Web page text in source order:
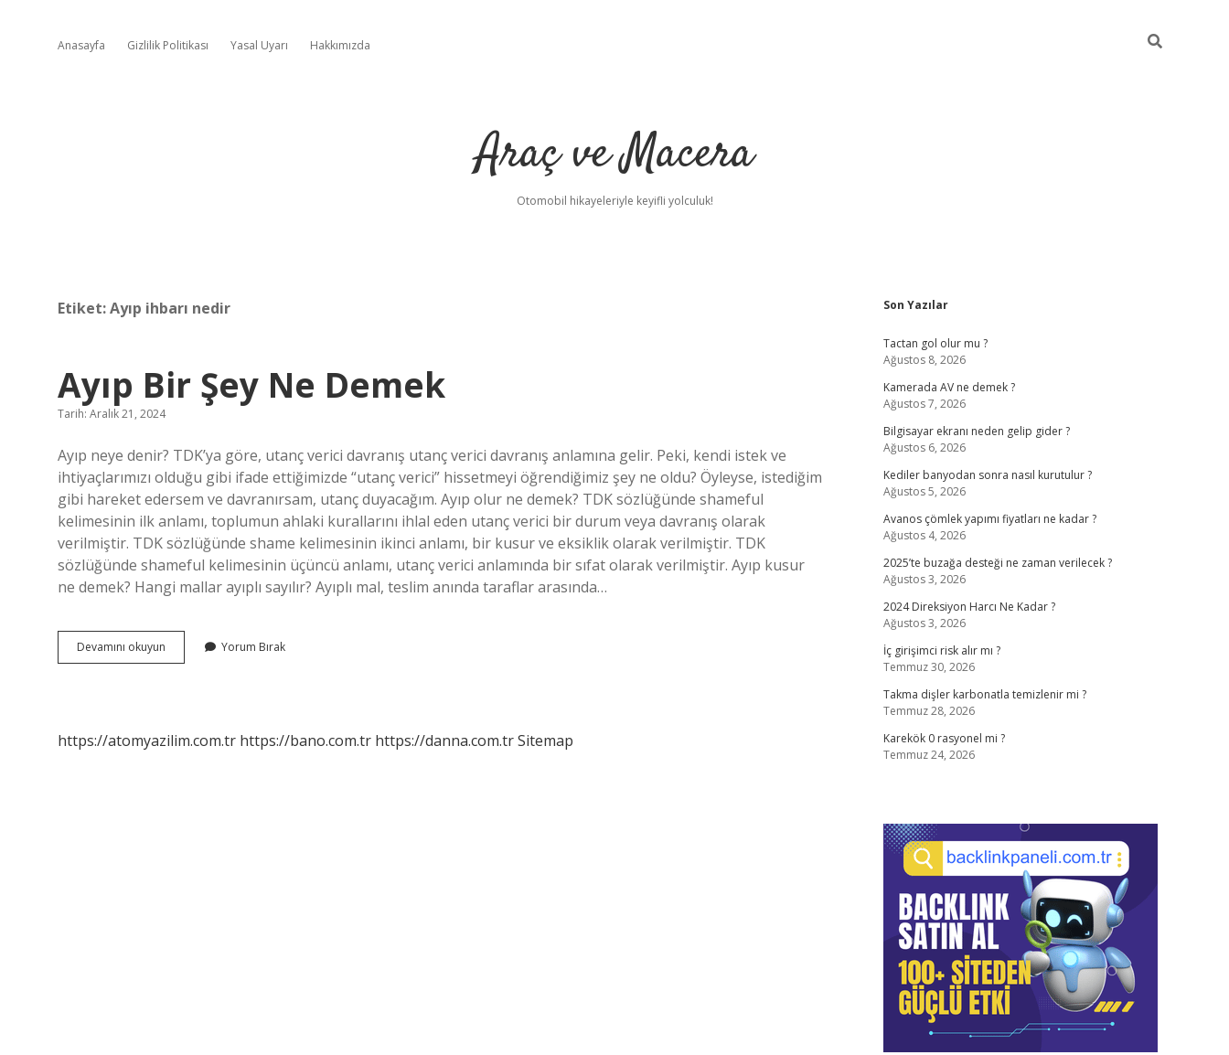
Anasayfa Gizlilik Politikası Yasal Uyarı Hakkımızda
Araç ve Macera
Otomobil hikayeleriyle keyifli yolculuk!
Etiket:Ayıp ihbarı nedir
Ayıp Bir Şey Ne Demek
Tarih: Aralık 21, 2024
Ayıp neye denir? TDK’ya göre, utanç verici davranış utanç verici davranış anlamına gelir. Peki, kendi istek ve
ihtiyaçlarımızı olduğu gibi ifade ettiğimizde “utanç verici” hissetmeyi öğrendiğimiz şey ne oldu? Öyleyse, istediğim
gibi hareket edersem ve davranırsam, utanç duyacağım. Ayıp olur ne demek? TDK sözlüğünde shameful
kelimesinin ilk anlamı, toplumun ahlaki kurallarını ihlal eden utanç verici bir durum veya davranış olarak
verilmiştir. TDK sözlüğünde shame kelimesinin ikinci anlamı, bir kusur ve eksiklik olarak verilmiştir. TDK
sözlüğünde shameful kelimesinin üçüncü anlamı, utanç verici anlamında bir sıfat olarak verilmiştir. Ayıp kusur
ne demek? Hangi mallar ayıplı sayılır? Ayıplı mal, teslim anında taraflar arasında…
Devamını okuyun
Bir
Yorum Bırak
https://atomyazilim.com.tr https://bano.com.tr https://danna.com.trSitemap
Sidebar
Son Yazılar
Tactan gol olur mu ?
Ağustos 8, 2026
Kamerada AV ne demek ?
Ağustos 7, 2026
Bilgisayar ekranı neden gelip gider ?
Ağustos 6, 2026
Kediler banyodan sonra nasıl kurutulur ?
Ağustos 5, 2026
Avanos çömlek yapımı fiyatları ne kadar ?
Ağustos 4, 2026
2025’te buzağa desteği ne zaman verilecek ?
Ağustos 3, 2026
2024 Direksiyon Harcı Ne Kadar ?
Ağustos 3, 2026
İç girişimci risk alır mı ?
Temmuz 30, 2026
Takma dişler karbonatla temizlenir mi ?
Temmuz 28, 2026
Karekök 0 rasyonel mi ?
Temmuz 24, 2026